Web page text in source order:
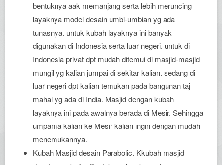
bentuknya aak memanjang serta lebih meruncing
layaknya model desain umbi-umbian yg ada
tunasnya. untuk kubah layaknya ini banyak
digunakan di Indonesia serta luar negeri. untuk di
Indonesia privat dpt mudah ditemui di masjid-masjid
mungil yg kalian jumpai di sekitar kalian. sedang di
luar negeri dpt kalian temukan pada bangunan taj
mahal yg ada di India. Masjid dengan kubah
layaknya ini pada awalnya berada di Mesir. Sehingga
umpama kalian ke Mesir kalian ingin dengan mudah
menemukannya.
Kubah Masjid desain Parabolic. Kkubah masjid